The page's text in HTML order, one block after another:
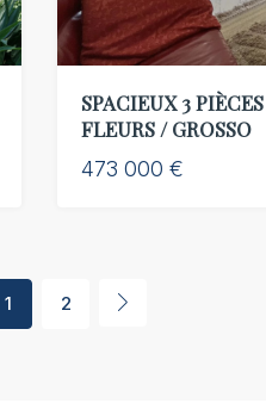
SPACIEUX 3
FLEURS / GROSSO
473 000 €
1 2